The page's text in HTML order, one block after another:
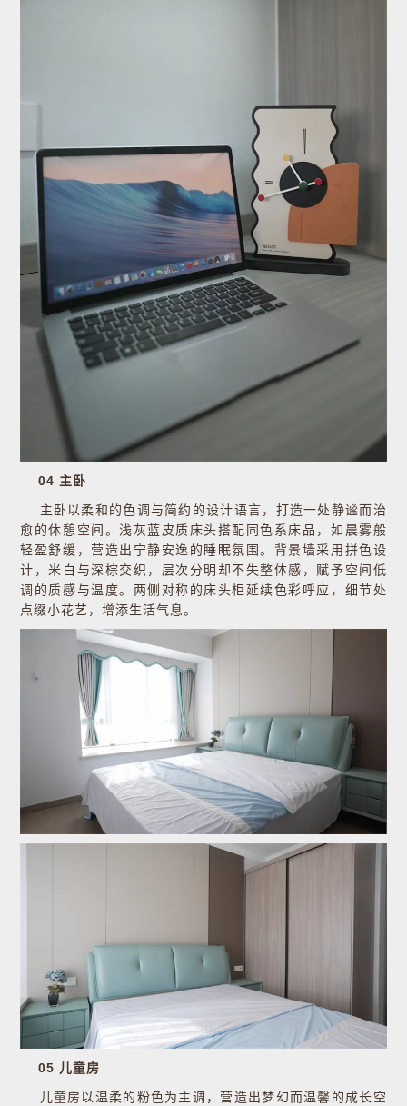
04 主卧
主卧以柔和的色调与简约的设计语言，打造一处静谧而治
愈的休憩空间。浅灰蓝皮质床头搭配同色系床品，如晨雾般
轻盈舒缓，营造出宁静安逸的睡眠氛围。背景墙采用拼色设
计，米白与深棕交织，层次分明却不失整体感，赋予空间低
调的质感与温度。两侧对称的床头柜延续色彩呼应，细节处
点缀小花艺，增添生活气息。
05 儿童房
儿童房以温柔的粉色为主调，营造出梦幻而温馨的成长空